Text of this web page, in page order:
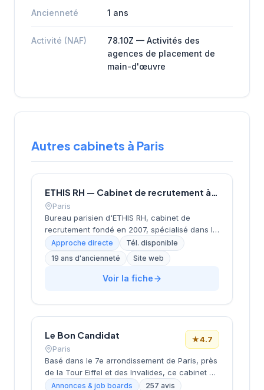
Ancienneté 1 ans
Activité (NAF)
78.10Z — Activités des
agences de placement de
main-d'œuvre
Autres cabinets à Paris
ETHIS RH — Cabinet de recrutement à Paris
Paris
Bureau parisien d'ETHIS RH, cabinet de
recrutement fondé en 2007, spécialisé dans le
conseil en ressources humaines, le
recrutement de cadres et dirigeants, le
coaching et l'outplacement. Situé au 16 rue de
Monceau dans le 8e arrondissement de Paris,
Approche directe
Tél. disponible
19 ans d'ancienneté
Site web
Voir la fiche
Le Bon Candidat
Paris
★4.7
Basé dans le 7e arrondissement de Paris, près
de la Tour Eiffel et des Invalides, ce cabinet de
recrutement bénéficie d'une localisation
Annonces & job boards 257 avis